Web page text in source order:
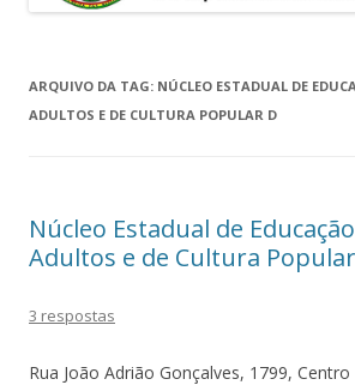
ARQUIVO DA TAG: NÚCLEO ESTADUAL DE
ADULTOS E DE CULTURA POPULAR D
Núcleo Estadual de
Adultos e de Cultura
3 respostas
Rua João Adrião Gonçalves, 1799, Centro